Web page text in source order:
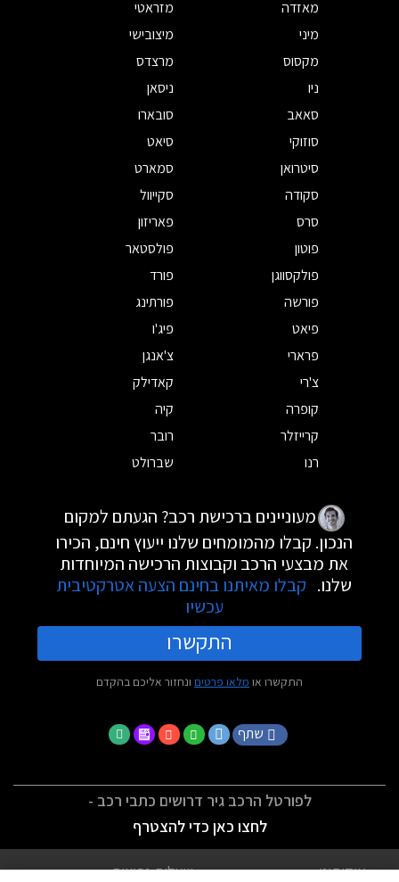
מאזדה
מזראטי
מיני
מיצובישי
מקסוס
מרצדס
ניו
ניסאן
סאאב
סובארו
סוזוקי
סיאט
סיטרואן
סמארט
סקודה
סקייוול
סרס
פאריזון
פוטון
פולסטאר
פולקסווגן
פורד
פורשה
פורתינג
פיאט
פיג'ו
פרארי
צ'אנגן
צ'רי
קאדילק
קופרה
קיה
קרייזלר
רובר
רנו
שברולט
מעוניינים ברכישת רכב? הגעתם למקום
הנכון. קבלו מהמומחים שלנו ייעוץ חינם, הכירו
את מבצעי הרכב וקבוצות הרכישה המיוחדות
שלנו. קבלו מאיתנו בחינם הצעה אטרקטיבית
עכשיו
התקשרו
התקשרו או מלאו פרטים ונחזור אליכם בהקדם
שתף
לפורטל הרכב גיר דרושים כתבי רכב -
לחצו כאן כדי להצטרף
אודותינו שאלות נפוצות